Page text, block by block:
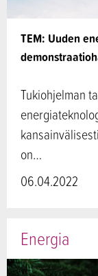
TEM: Uuden
Tukiohjelman
on…
06.04.2022
Energia